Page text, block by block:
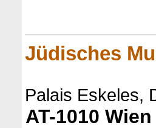
Jüdisches
Palais Eskeles,
AT-1010 Wien